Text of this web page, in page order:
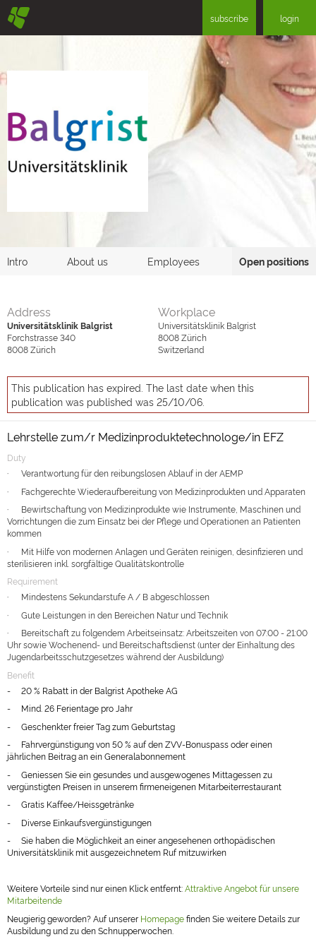
§ subscribe login
Intro About us Employees Open positions
Address
Universitätsklinik Balgrist
Forchstrasse 340
8008Zürich
Workplace
Universitätsklinik Balgrist
8008Zürich
Switzerland
This publication has expired. The last date when this
publication was published was 25/10/06.
Lehrstelle zum/r Medizinproduktetechnologe/in EFZ
Duty
·
Verantwortung für den reibungslosen Ablauf in der AEMP
·
Fachgerechte Wiederaufbereitung von Medizinprodukten und Apparaten
·
Bewirtschaftung von Medizinprodukte wie Instrumente, Maschinen und
Vorrichtungen die zum Einsatz bei der Pflege und Operationen an Patienten
kommen
·
Mit Hilfe von modernen Anlagen und Geräten reinigen, desinfizieren und
sterilisieren inkl. sorgfältige Qualitätskontrolle
Requirement
·
Mindestens Sekundarstufe A / B abgeschlossen
·
Gute Leistungen in den Bereichen Natur und Technik
·
Bereitschaft zu folgendem Arbeitseinsatz: Arbeitszeiten von 07:00 - 21:00
Uhr sowie Wochenend- und Bereitschaftsdienst (unter der Einhaltung des
Jugendarbeitsschutzgesetzes während der Ausbildung)
Benefit
-
20 % Rabatt in der Balgrist Apotheke AG
-
Mind. 26 Ferientage pro Jahr
-
Geschenkter freier Tag zum Geburtstag
-
Fahrvergünstigung von 50 % auf den ZVV-Bonuspass oder einen
jährlichen Beitrag an ein Generalabonnement
-
Geniessen Sie ein gesundes und ausgewogenes Mittagessen zu
vergünstigten Preisen in unserem firmeneigenen Mitarbeiterrestaurant
-
Gratis Kaffee/Heissgetränke
-
Diverse Einkaufsvergünstigungen
-
Sie haben die Möglichkeit an einer angesehenen orthopädischen
Universitätsklinik mit ausgezeichnetem Ruf mitzuwirken
Weitere Vorteile sind nur einen Klick entfernt:Attraktive Angebot für unsere
Mitarbeitende
Neugierig geworden? Auf unserer Homepagefinden Sie weitere Details zur
Ausbildung und zu den Schnupperwochen.